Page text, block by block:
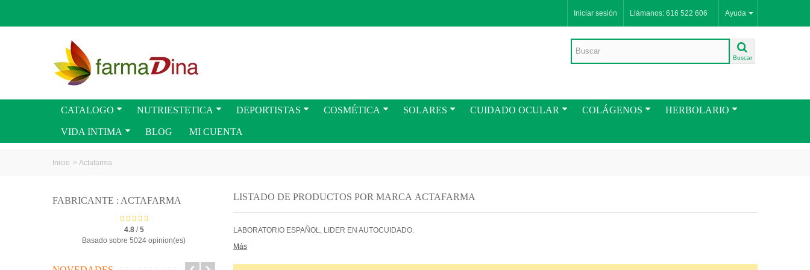
Ayuda
Llámanos: 616 522 606
Iniciar sesión
Buscar
CATALOGO NUTRIESTETICA DEPORTISTAS COSMÉTICA SOLARES CUIDADO OCULAR COLÁGENOS HERBOLARIO
VIDA INTIMA BLOG MI CUENTA
Inicio > Actafarma
FABRICANTE : ACTAFARMA
4.8/5
Basado sobre 5024 opinion(es)
LISTADO DE PRODUCTOS POR MARCA ACTAFARMA
LABORATORIO ESPAÑOL, LIDER EN AUTOCUIDADO.
Más